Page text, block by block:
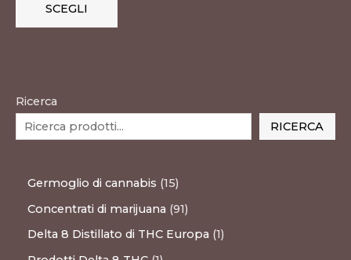
Ricerca
RICERCA
Germoglio di cannabis 15
Concentrati di marijuana 91
Delta 8 Distillato di THC Europa 1
SCEGLI